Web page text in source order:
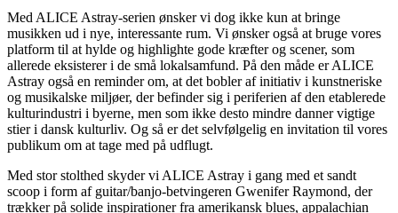
Med ALICE Astray-serien ønsker vi dog ikke kun at bringe
musikken ud i nye, interessante rum. Vi ønsker også at bruge vores
platform til at hylde og highlighte gode kræfter og scener, som
allerede eksisterer i de små lokalsamfund. På den måde er ALICE
Astray også en reminder om, at det bobler af initiativ i kunstneriske
og musikalske miljøer, der befinder sig i periferien af den etablerede
kulturindustri i byerne, men som ikke desto mindre danner vigtige
stier i dansk kulturliv. Og så er det selvfølgelig en invitation til vores
publikum om at tage med på udflugt.
Med stor stolthed skyder vi ALICE Astray i gang med et sandt
scoop i form af guitar/banjo-betvingeren Gwenifer Raymond, der
trækker på solide inspirationer fra amerikansk blues, appalachian